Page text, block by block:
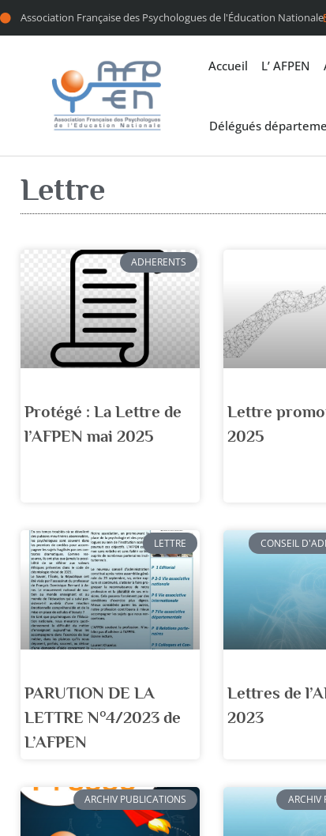
Association Française des Psychologues de l'Éducation Nationale
Accueil L’ AFPEN
Délégués
Lettre
ADHERENTS
Protégé : La Lettre de
l’AFPEN mai 2025
Lettre
2025
LETTRE
PARUTION DE LA
LETTRE N°4/2023 de
L’AFPEN
CONSEIL
Lettres de
2023
ARCHIV PUBLICATIONS ARCHIV